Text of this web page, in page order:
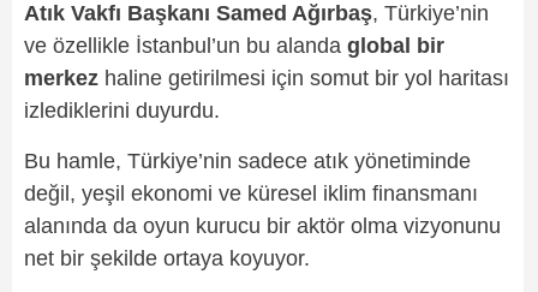
Atık Vakfı Başkanı Samed Ağırbaş, Türkiye’nin
ve özellikle İstanbul’un bu alanda global bir
merkez haline getirilmesi için somut bir yol haritası
izlediklerini duyurdu.
Bu hamle, Türkiye’nin sadece atık yönetiminde
değil, yeşil ekonomi ve küresel iklim finansmanı
alanında da oyun kurucu bir aktör olma vizyonunu
net bir şekilde ortaya koyuyor.